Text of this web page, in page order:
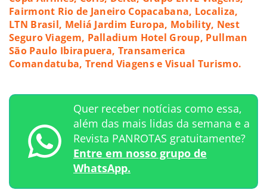
Fairmont Rio de Janeiro Copacabana, Localiza,
LTN Brasil, Meliá Jardim Europa, Mobility, Nest
Seguro Viagem, Palladium Hotel Group, Pullman
São Paulo Ibirapuera, Transamerica
Comandatuba, Trend Viagens e Visual Turismo.
Quer receber notícias como essa,
além das mais lidas da semana e a
Revista PANROTAS gratuitamente?
Entre em nosso grupo de
WhatsApp.